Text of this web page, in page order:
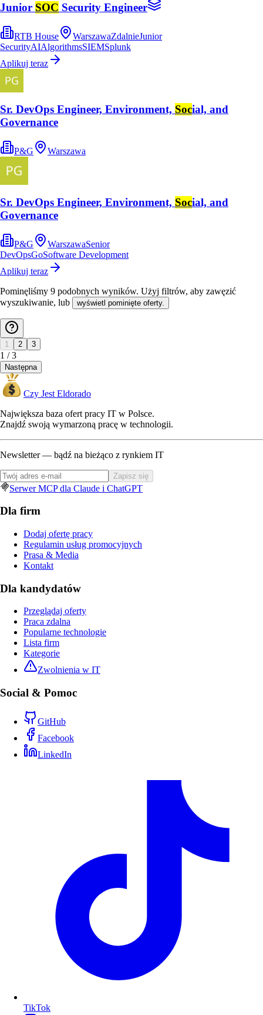
Junior SOC Security Engineer
RTB House WarszawaZdalnieJunior
SecurityAIAlgorithmsSIEMSplunk
Aplikuj teraz
Sr. DevOps Engineer, Environment, Social, and
Governance
P&G Warszawa
Sr. DevOps Engineer, Environment, Social, and
Governance
P&G WarszawaSenior
DevOpsGoSoftware Development
Aplikuj teraz
Pominęliśmy 9 podobnych wyników. Użyj filtrów, aby zawęzić
wyszukiwanie, lub
wyświetl pominięte oferty.
1 2 3
1 /3
Następna
Czy Jest Eldorado
Największa baza ofert pracy IT w Polsce.
Znajdź swoją wymarzoną pracę w technologii.
Newsletter — bądź na bieżąco z rynkiem IT
Zapisz się
Serwer MCP dla Claude i ChatGPT
Dla firm
Dodaj ofertę pracy
Regulamin usług promocyjnych
Prasa & Media
Kontakt
Dla kandydatów
Przeglądaj oferty
Praca zdalna
Popularne technologie
Lista firm
Kategorie
Zwolnienia w IT
Social & Pomoc
GitHub
Facebook
LinkedIn
TikTok